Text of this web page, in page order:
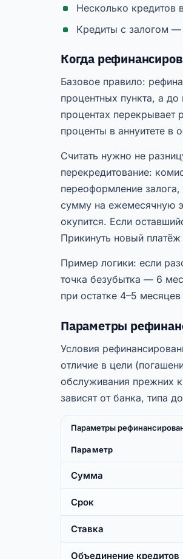
Несколько
Кредиты с залогом
Когда
Базовое правило:
процентных пункта, а
процентах перекрывает
проценты в аннуитете в
Считать нужно не
перекредитование:
переоформление
сумму на ежемесячную
окупится. Если
Прикинуть новый
Пример логики: если
точка безубытка — 6
при остатке 4–5
Параметры
Условия
отличие в цели
обслуживания прежних
зависят от банка, типа
Параметры
Параметр
Сумма
Срок
Ставка
Объединение кредитов